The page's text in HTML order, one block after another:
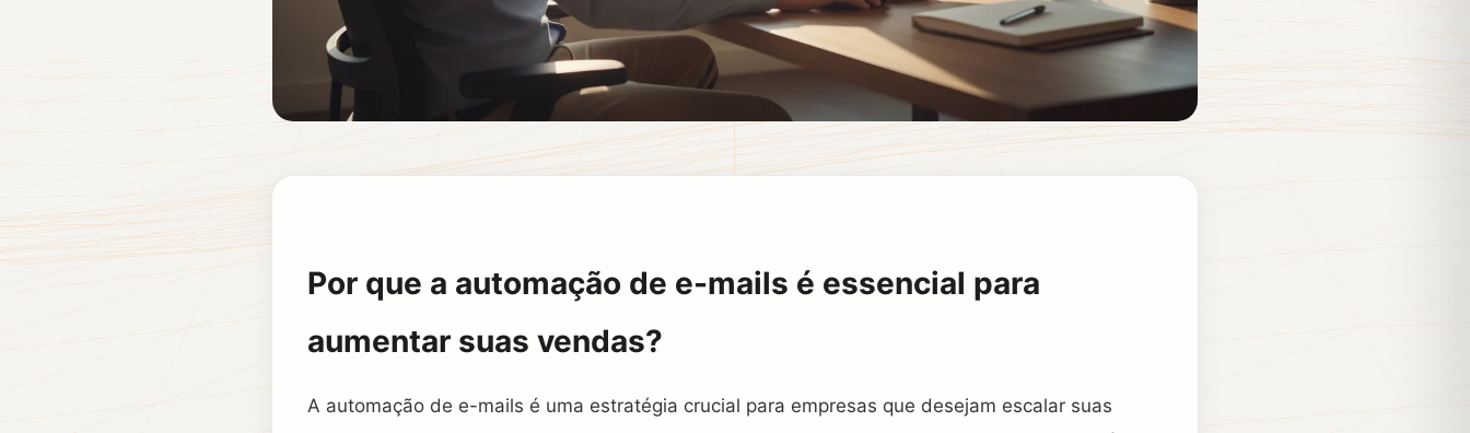
Por que a automação de e-mails é essencial para
aumentar suas vendas?
A automação de e-mails é uma estratégia crucial para empresas que desejam escalar suas